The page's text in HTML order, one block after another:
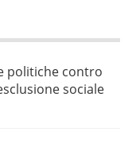
politiche contro
sociale